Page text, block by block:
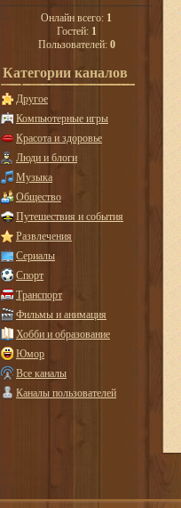
Онлайн всего: 1
Гостей: 1
Пользователей: 0
Категории каналов
Другое
Компьютерные игры
Красота и здоровье
Люди и блоги
Музыка
Общество
Путешествия и события
Развлечения
Сериалы
Спорт
Транспорт
Фильмы и анимация
Хобби и образование
Юмор
Все каналы
Каналы пользователей